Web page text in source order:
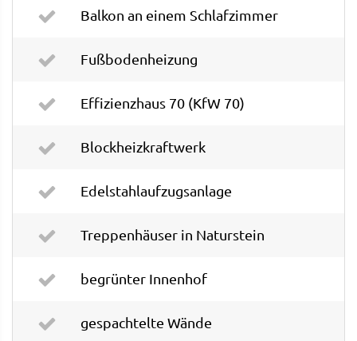
Balkon an einem Schlafzimmer
Fußbodenheizung
Effizienzhaus 70 (KfW 70)
Blockheizkraftwerk
Edelstahlaufzugsanlage
Treppenhäuser in Naturstein
begrünter Innenhof
gespachtelte Wände